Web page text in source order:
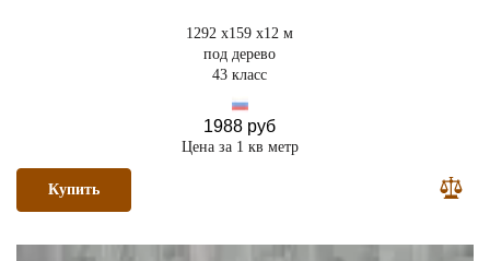
1292 x159 x12 м
под дерево
43 класс
1988 руб
Цена за 1 кв метр
Купить